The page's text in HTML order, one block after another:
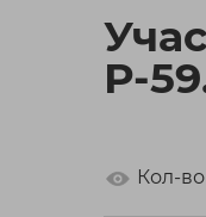
Р-
Кол-